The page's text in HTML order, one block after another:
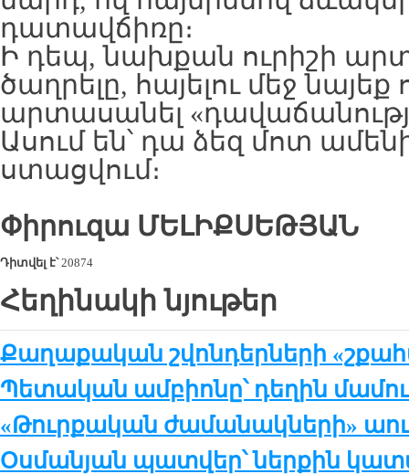
դատավճիռը։
Ի դեպ, նախքան ուրիշի
ծաղրելը, հայելու մեջ
արտասանել
Ասում են՝ դա ձեզ մոտ
ստացվում։
Փիրուզա ՄԵԼԻՔՍԵԹՅԱՆ
Դիտվել է՝20874
Հեղինակի նյութեր
Քաղաքական շվոնդերների
Պետական ամբիոնը՝ դեղին
«Թուրքական ժամանակների»
Օսմանյան պատվեր՝ ներքին